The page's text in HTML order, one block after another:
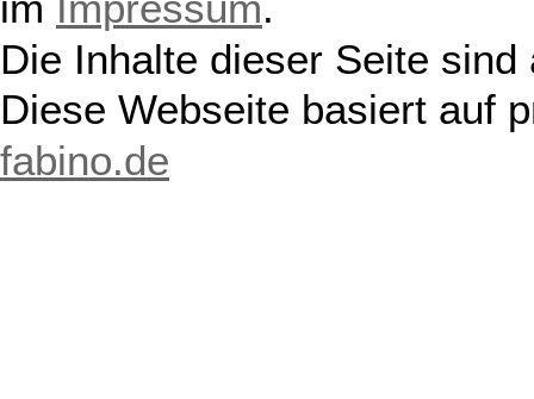
Die Inhalte dieser Seite
Diese Webseite basiert auf
fabino.de